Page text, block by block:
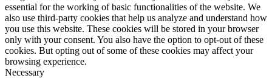
essential for the working of basic functionalities of the website. We
also use third-party cookies that help us analyze and understand how
you use this website. These cookies will be stored in your browser
only with your consent. You also have the option to opt-out of these
cookies. But opting out of some of these cookies may affect your
browsing experience.
Necessary